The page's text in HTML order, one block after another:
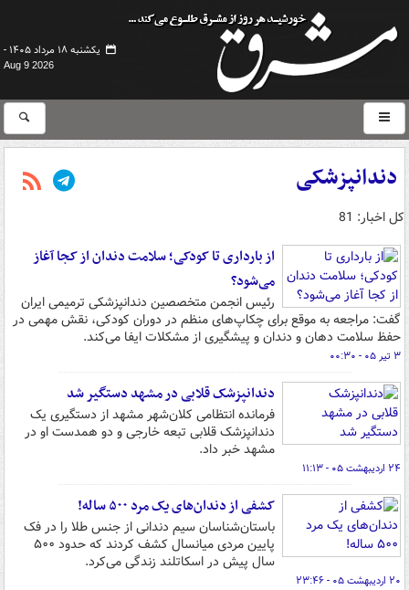
یکشنبه ۱۸ مرداد ۱۴۰۵ -
Aug 9 2026
دندانپزشکی
کل اخبار: 81
از بارداری تا کودکی؛ سلامت دندان از کجا آغاز
می‌شود؟
رئیس انجمن متخصصین دندانپزشکی ترمیمی ایران
گفت: مراجعه به موقع برای چکاپ‌های منظم در دوران کودکی، نقش مهمی در
حفظ سلامت دهان و دندان و پیشگیری از مشکلات ایفا می‌کند.
۳ تیر ۰۵ - ۰۰:۳۰
دندانپزشک قلابی در مشهد دستگیر شد
فرمانده انتظامی کلان‌شهر مشهد از دستگیری یک
دندانپزشک قلابی تبعه خارجی و دو همدست او در
مشهد خبر داد.
۲۴ اردیبهشت ۰۵ - ۱۱:۱۳
کشفی از دندان‌های یک مرد ۵۰۰ ساله!
باستان‌شناسان سیم دندانی از جنس طلا را در فک
پایین مردی میانسال کشف کردند که حدود ۵۰۰
سال پیش در اسکاتلند زندگی می‌کرد.
۲۰ اردیبهشت ۰۵ - ۲۳:۴۶